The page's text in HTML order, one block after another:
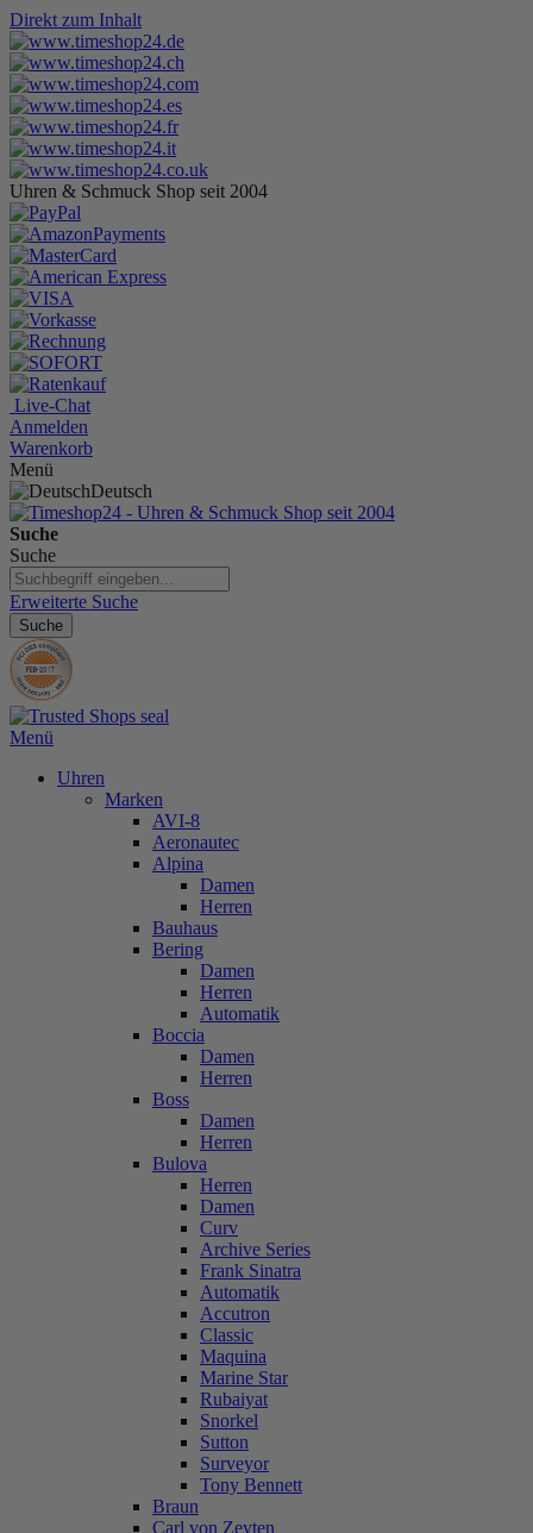
Direkt zum Inhalt
Uhren & Schmuck Shop seit 2004
Live-Chat
Anmelden
Warenkorb
Menü
Deutsch
Suche
Suche
Erweiterte Suche
Suche
Menü
Uhren
Marken
AVI-8
Aeronautec
Alpina
Damen
Herren
Bauhaus
Bering
Damen
Herren
Automatik
Boccia
Damen
Herren
Boss
Damen
Herren
Bulova
Herren
Damen
Curv
Archive Series
Frank Sinatra
Automatik
Accutron
Classic
Maquina
Marine Star
Rubaiyat
Snorkel
Sutton
Surveyor
Tony Bennett
Braun
Carl von Zeyten